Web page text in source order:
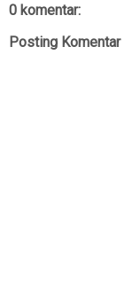
0 komentar:
Posting Komentar